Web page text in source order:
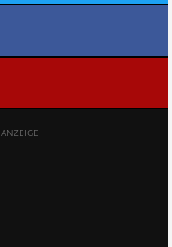
ANZEIGE